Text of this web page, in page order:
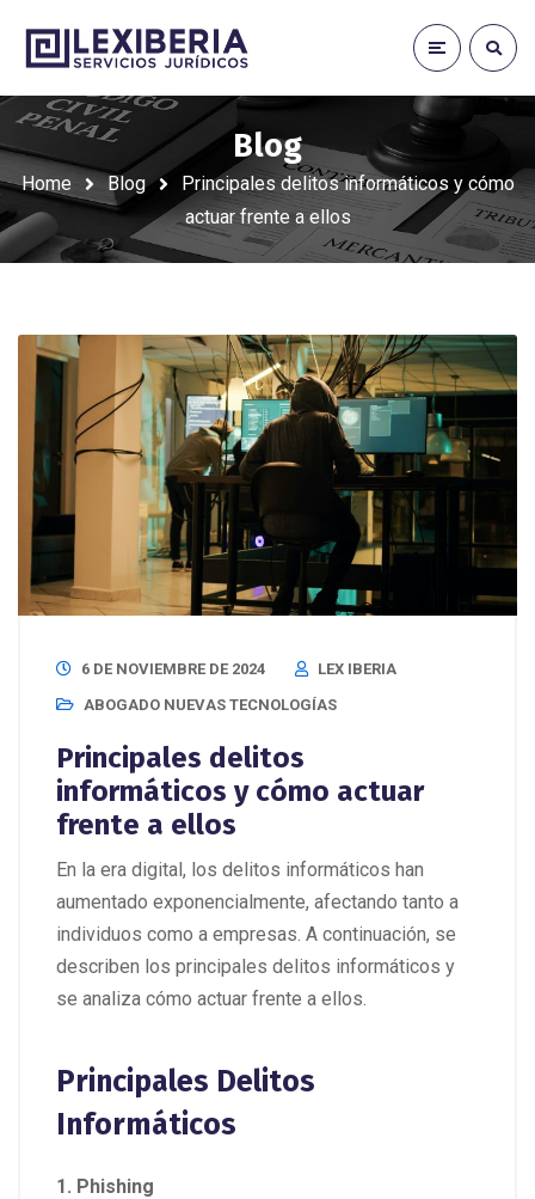
Blog
Home Blog
Principales delitos informáticos y cómo
actuar frente a ellos
6 DE NOVIEMBRE DE 2024
LEX IBERIA
ABOGADO NUEVAS TECNOLOGÍAS
Principales delitos
informáticos y cómo actuar
frente a ellos
En la era digital, los delitos informáticos han
aumentado exponencialmente, afectando tanto a
individuos como a empresas. A continuación, se
describen los principales delitos informáticos y
se analiza cómo actuar frente a ellos.
Principales Delitos
Informáticos
1. Phishing